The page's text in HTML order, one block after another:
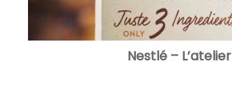
Nestlé – L’atelier